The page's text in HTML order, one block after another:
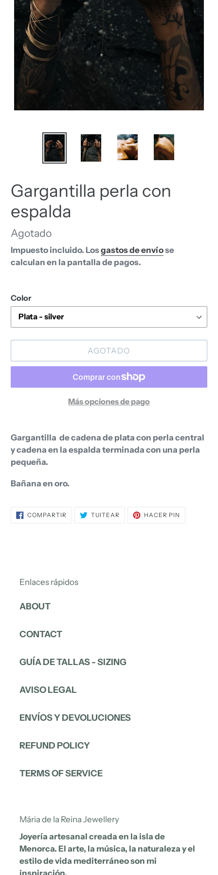
Gargantilla perla con
espalda
Disponibilidad
Agotado
Impuesto incluido. Losgastos de envíose
calculan en la pantalla de pagos.
Color
AGOTADO
Más opciones de pago
el
producto
a
carrito
Gargantilla de cadena de plata con perla central
y cadena en la espalda terminada con una perla
pequeña.
Bañana en oro.
COMPARTIR COMPARTIR
EN
TUITEAR TUITEARHACER PIN
Enlaces rápidos
ABOUT
CONTACT
GUÍA DE TALLAS - SIZING
AVISO LEGAL
ENVÍOS Y DEVOLUCIONES
REFUND POLICY
TERMS OF SERVICE
Mária de la Reina Jewellery
Joyería artesanal creada en la isla de
Menorca. El arte, la música, la naturaleza y el
estilo de vida mediterráneo son mi
inspiración.